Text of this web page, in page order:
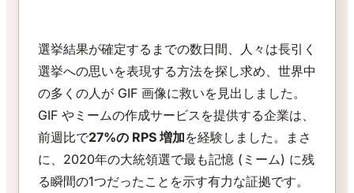
選挙結果が確定するまでの数日間、人々は長引く
選挙への思いを表現する方法を探し求め、世界中
の多くの人が GIF 画像に救いを見出しました。
GIF やミームの作成サービスを提供する企業は、
前週比で27%の RPS 増加を経験しました。まさ
に、2020年の大統領選で最も記憶 (ミーム) に残
る瞬間の1つだったことを示す有力な証拠です。